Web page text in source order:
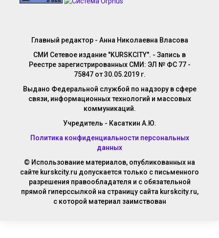
Главный редактор - Анна Николаевна Власова
СМИ Сетевое издание "KURSKCITY". - Запись в
Реестре зарегистрированных СМИ: ЭЛ № ФС 77 -
75847 от 30.05.2019 г.
Выдано Федеральной службой по надзору в сфере
связи, информационных технологий и массовых
коммуникаций.
Учредитель - Касаткин А.Ю.
Политика конфиденциальности персональных
данных
© Использование материалов, опубликованных на
сайте kurskcity.ru допускается только с письменного
разрешения правообладателя и с обязательной
прямой гиперссылкой на страницу сайта kurskcity.ru,
с которой материал заимствован